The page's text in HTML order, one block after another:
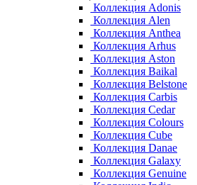
Коллекция Adonis
Коллекция Alen
Коллекция Anthea
Коллекция Arhus
Коллекция Aston
Коллекция Baikal
Коллекция Belstone
Коллекция Carbis
Коллекция Cedar
Коллекция Colours
Коллекция Cube
Коллекция Danae
Коллекция Galaxy
Коллекция Genuine